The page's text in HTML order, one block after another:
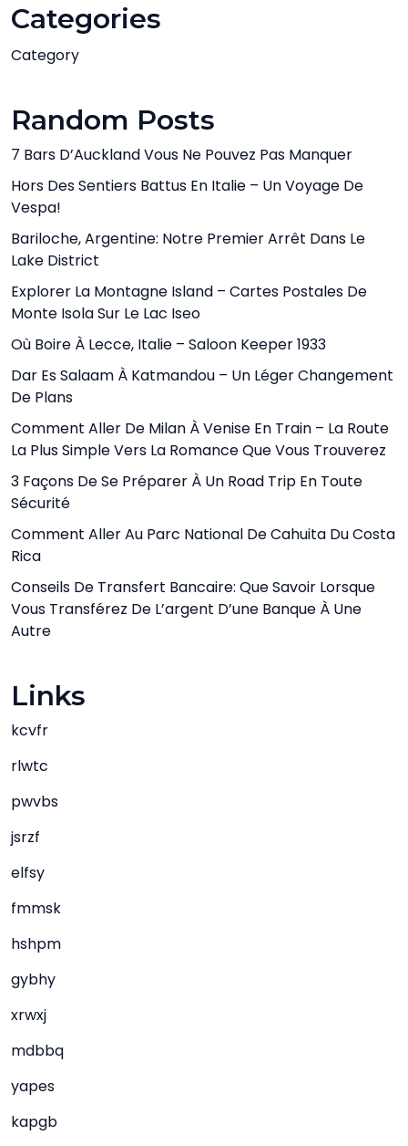
Categories
Category
Random Posts
7 Bars D’Auckland Vous Ne Pouvez Pas Manquer
Hors Des Sentiers Battus En Italie – Un Voyage De
Vespa!
Bariloche, Argentine: Notre Premier Arrêt Dans Le
Lake District
Explorer La Montagne Island – Cartes Postales De
Monte Isola Sur Le Lac Iseo
Où Boire À Lecce, Italie – Saloon Keeper 1933
Dar Es Salaam À Katmandou – Un Léger Changement
De Plans
Comment Aller De Milan À Venise En Train – La Route
La Plus Simple Vers La Romance Que Vous Trouverez
3 Façons De Se Préparer À Un Road Trip En Toute
Sécurité
Comment Aller Au Parc National De Cahuita Du Costa
Rica
Conseils De Transfert Bancaire: Que Savoir Lorsque
Vous Transférez De L’argent D’une Banque À Une
Autre
Links
kcvfr
rlwtc
pwvbs
jsrzf
elfsy
fmmsk
hshpm
gybhy
xrwxj
mdbbq
yapes
kapgb